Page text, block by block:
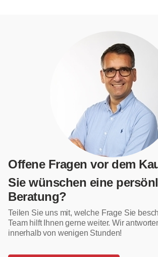
Offene Fragen vor dem
Sie wünschen eine
Beratung?
Teilen Sie uns mit, welche Frage Sie
Team hilft Ihnen gerne weiter. Wir
innerhalb von wenigen Stunden!